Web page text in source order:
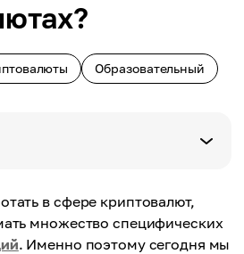
Образовательный
в сфере криптовалют,
множество специфических
. Именно поэтому сегодня мы